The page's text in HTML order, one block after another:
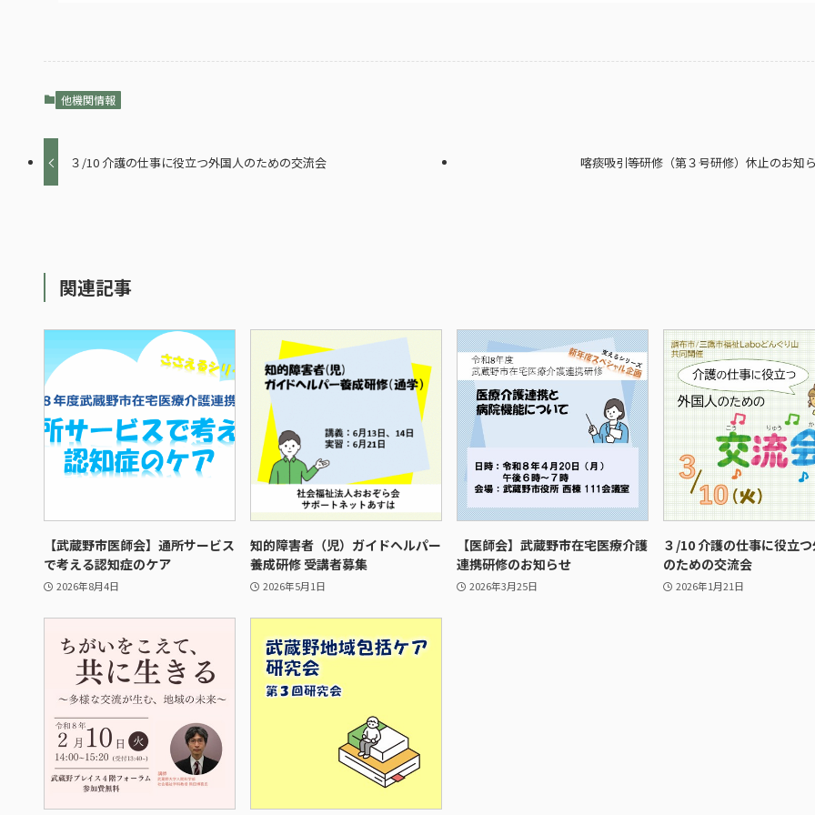
他機関情報
３/10 介護の仕事に役立つ外国人のための交流会 喀痰吸引等研修（第３号研修）休止のお知
関連記事
【武蔵野市医師会】通所サービス
で考える認知症のケア
2026年8月4日
知的障害者（児）ガイドヘルパー
養成研修 受講者募集
2026年5月1日
【医師会】武蔵野市在宅医療介護
連携研修のお知らせ
2026年3月25日
３/10 介護の仕事に役立
のための交流会
2026年1月21日